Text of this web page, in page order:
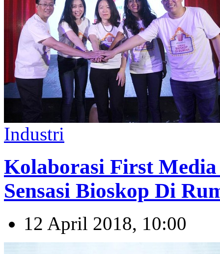
Industri
Kolaborasi First
Sensasi Bioskop Di
12 April 2018, 10:00